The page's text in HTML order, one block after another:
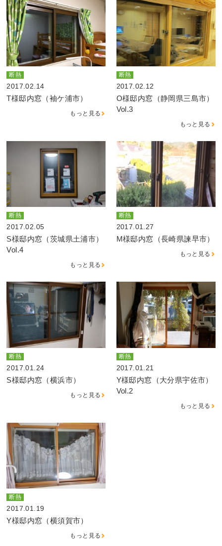
断熱
2017.02.14
T様邸内窓（袖ケ浦市）
もっと見る
断熱
2017.02.12
O様邸内窓（静岡県三島市）
Vol.3
もっと見る
断熱
2017.02.05
S様邸内窓（茨城県土浦市）
Vol.4
もっと見る
断熱
2017.01.27
M様邸内窓（長崎県諫早市）
もっと見る
断熱
2017.01.24
S様邸内窓（横浜市）
もっと見る
断熱
2017.01.21
Y様邸内窓（大分県宇佐市）
Vol.2
もっと見る
断熱
2017.01.19
Y様邸内窓（横須賀市）
もっと見る